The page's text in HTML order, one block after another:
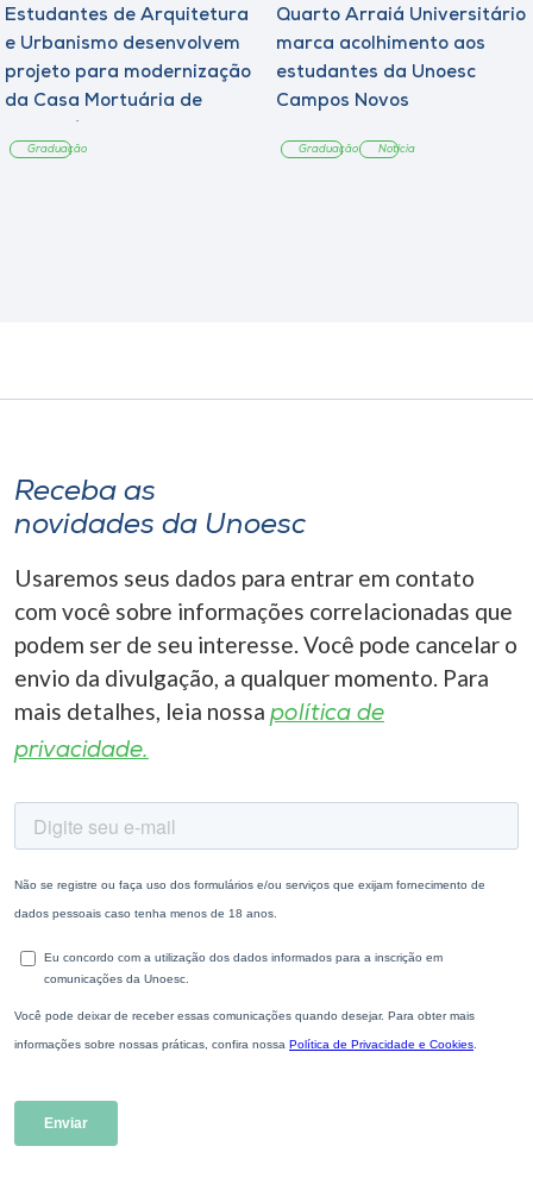
Estudantes de Arquitetura
e Urbanismo desenvolvem
projeto para modernização
da Casa Mortuária de
Graduação
Quarto Arraiá Universitário
marca acolhimento aos
estudantes da Unoesc
Campos Novos
Graduação Notícia
Receba as
novidades da Unoesc
Usaremos seus dados para entrar em contato
com você sobre informações correlacionadas que
podem ser de seu interesse. Você pode cancelar o
envio da divulgação, a qualquer momento. Para
mais detalhes, leia nossa política de
privacidade.